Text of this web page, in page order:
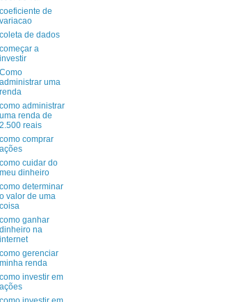
coeficiente de
variacao
coleta de dados
começar a
investir
Como
administrar uma
renda
como administrar
uma renda de
2.500 reais
como comprar
ações
como cuidar do
meu dinheiro
como determinar
o valor de uma
coisa
como ganhar
dinheiro na
internet
como gerenciar
minha renda
como investir em
ações